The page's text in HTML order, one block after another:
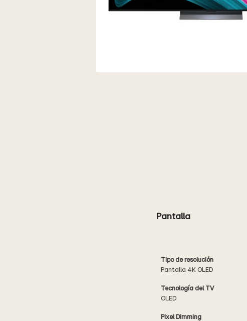
Pantalla
Tipo de resolución
Pantalla 4K OLED
Tecnología del TV
OLED
Pixel Dimming